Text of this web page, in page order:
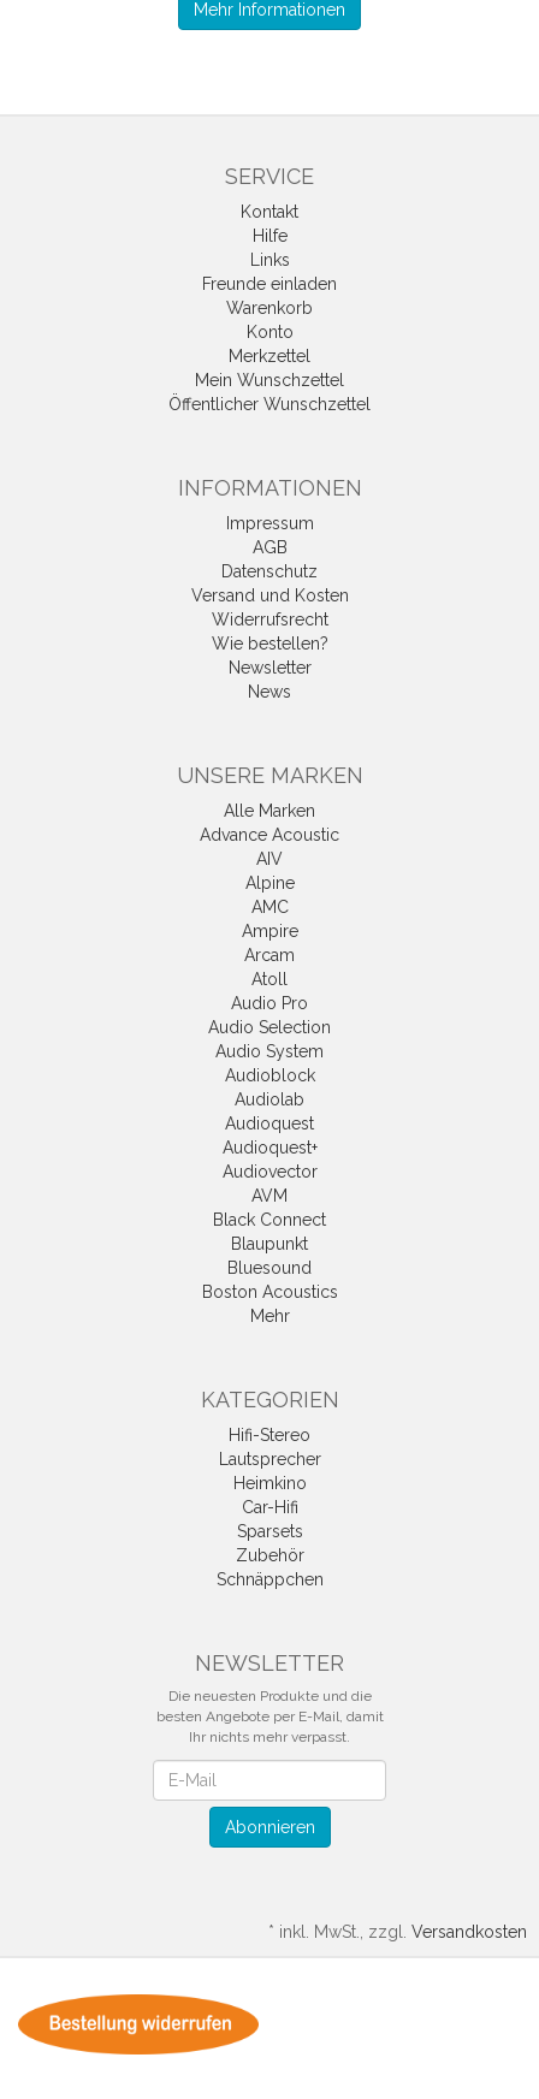
Mehr Informationen
SERVICE
Kontakt
Hilfe
Links
Freunde einladen
Warenkorb
Konto
Merkzettel
Mein Wunschzettel
Öffentlicher Wunschzettel
INFORMATIONEN
Impressum
AGB
Datenschutz
Versand und Kosten
Widerrufsrecht
Wie bestellen?
Newsletter
News
UNSERE MARKEN
Alle Marken
Advance Acoustic
AIV
Alpine
AMC
Ampire
Arcam
Atoll
Audio Pro
Audio Selection
Audio System
Audioblock
Audiolab
Audioquest
Audioquest+
Audiovector
AVM
Black Connect
Blaupunkt
Bluesound
Boston Acoustics
Mehr
KATEGORIEN
Hifi-Stereo
Lautsprecher
Heimkino
Car-Hifi
Sparsets
Zubehör
Schnäppchen
NEWSLETTER
Die neuesten Produkte und die
besten Angebote per E-Mail, damit
Ihr nichts mehr verpasst.
Abonnieren
* inkl. MwSt., zzgl. Versandkosten